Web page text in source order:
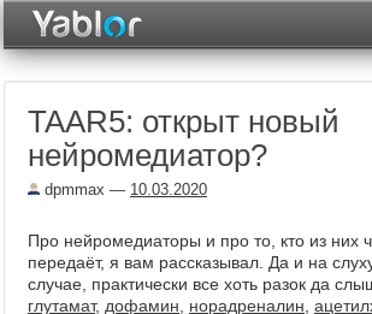
Неделя
Месяц
Архив
TAAR5: открыт новый
нейромедиатор?
dpmmax — 10.03.2020
Про нейромедиаторы и про то, кто из них
передаёт, я вам рассказывал. Да и на
случае, практически все хоть разок да
глутамат, дофамин норадреналин